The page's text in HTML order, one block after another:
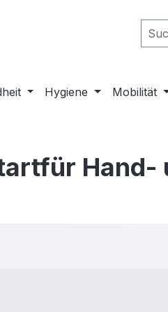
Hygiene Mobilität
Hand-